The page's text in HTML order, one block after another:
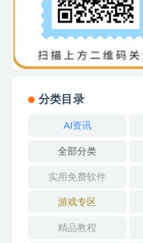
分类目录
AI资讯
全部分类
实用免费软件
游戏专区
精品教程